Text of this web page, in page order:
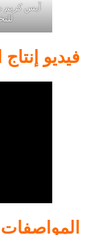
آيس كريم
فيديو